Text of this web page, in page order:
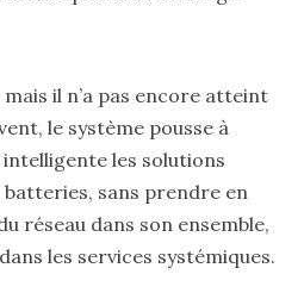
il n’a pas encore atteint
le système pousse à
les solutions
batteries, sans prendre en
réseau dans son ensemble,
les services systémiques.